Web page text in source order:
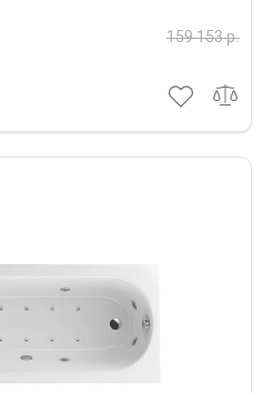
159 153 р.